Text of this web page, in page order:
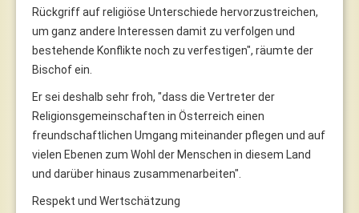
Rückgriff auf religiöse Unterschiede hervorzustreichen,
um ganz andere Interessen damit zu verfolgen und
bestehende Konflikte noch zu verfestigen", räumte der
Bischof ein.
Er sei deshalb sehr froh, "dass die Vertreter der
Religionsgemeinschaften in Österreich einen
freundschaftlichen Umgang miteinander pflegen und auf
vielen Ebenen zum Wohl der Menschen in diesem Land
und darüber hinaus zusammenarbeiten".
Respekt und Wertschätzung